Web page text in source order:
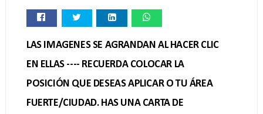
LAS IMAGENES SE AGRANDAN AL HACER CLIC
EN ELLAS ---- RECUERDA COLOCAR LA
POSICIÓN QUE DESEAS APLICAR O TU ÁREA
FUERTE/CIUDAD. HAS UNA CARTA DE